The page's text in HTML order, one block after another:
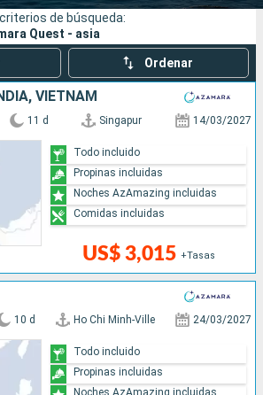
Buscar
de búsqueda:
Quest - asia
Ordenar
VIETNAM
11 d Singapur 14/03/2027
US$ 3,015 +Tasas
Todo incluido
Propinas incluidas
Noches AzAmazing incluidas
Comidas incluidas
10 d Ho Chi Minh-Ville 24/03/2027
Todo incluido
Propinas incluidas
Noches AzAmazing incluidas